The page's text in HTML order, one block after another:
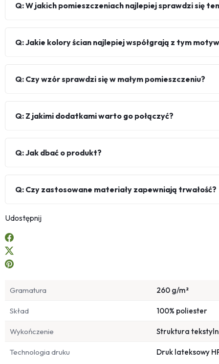
Q: W jakich pomieszczeniach najlepiej sprawdzi się
Q: Jakie kolory ścian najlepiej współgrają z tym
Q: Czy wzór sprawdzi się w małym pomieszczeniu?
Q: Z jakimi dodatkami warto go połączyć?
Q: Jak dbać o produkt?
Q: Czy zastosowane materiały zapewniają trwałość?
Udostępnij
Gramatura 260 g/m²
Skład 100% poliester
Wykończenie Struktura
Technologia druku Druk lateksowy